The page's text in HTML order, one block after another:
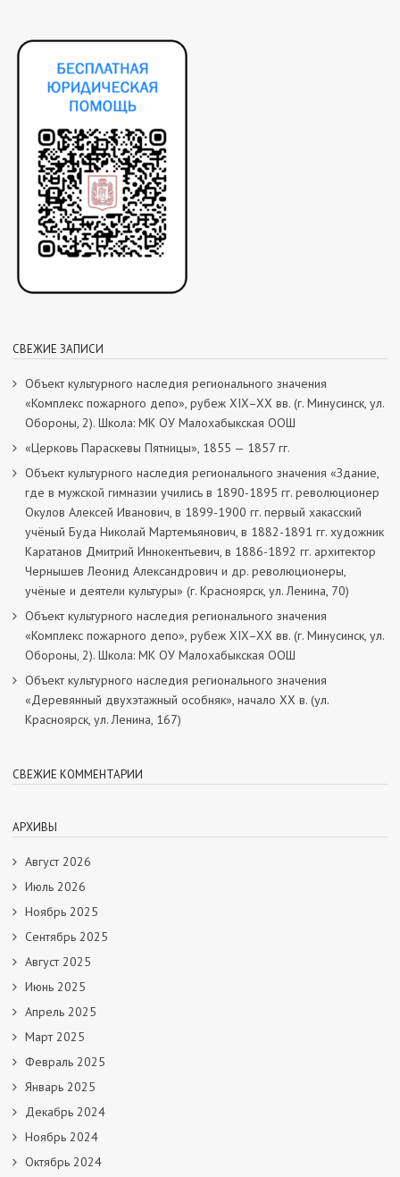
СВЕЖИЕ ЗАПИСИ
Объект культурного наследия регионального значения
«Комплекс пожарного депо», рубеж XIX–XX вв. (г. Минусинск, ул.
Обороны, 2). Школа: МК ОУ Малохабыкская ООШ
«Церковь Параскевы Пятницы», 1855 — 1857 гг.
Объект культурного наследия регионального значения «Здание,
где в мужской гимназии учились в 1890-1895 гг. революционер
Окулов Алексей Иванович, в 1899-1900 гг. первый хакасский
учёный Буда Николай Мартемьянович, в 1882-1891 гг. художник
Каратанов Дмитрий Иннокентьевич, в 1886-1892 гг. архитектор
Чернышев Леонид Александрович и др. революционеры,
учёные и деятели культуры» (г. Красноярск, ул. Ленина, 70)
Объект культурного наследия регионального значения
«Комплекс пожарного депо», рубеж XIX–XX вв. (г. Минусинск, ул.
Обороны, 2). Школа: МК ОУ Малохабыкская ООШ
Объект культурного наследия регионального значения
«Деревянный двухэтажный особняк», начало ХХ в. (ул.
Красноярск, ул. Ленина, 167)
СВЕЖИЕ КОММЕНТАРИИ
АРХИВЫ
Август 2026
Июль 2026
Ноябрь 2025
Сентябрь 2025
Август 2025
Июнь 2025
Апрель 2025
Март 2025
Февраль 2025
Январь 2025
Декабрь 2024
Ноябрь 2024
Октябрь 2024